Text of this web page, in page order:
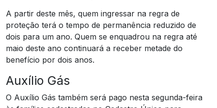
A partir deste mês, quem ingressar na regra de
proteção terá o tempo de permanência reduzido de
dois para um ano. Quem se enquadrou na regra até
maio deste ano continuará a receber metade do
benefício por dois anos.
Auxílio Gás
O Auxílio Gás também será pago nesta segunda-feira